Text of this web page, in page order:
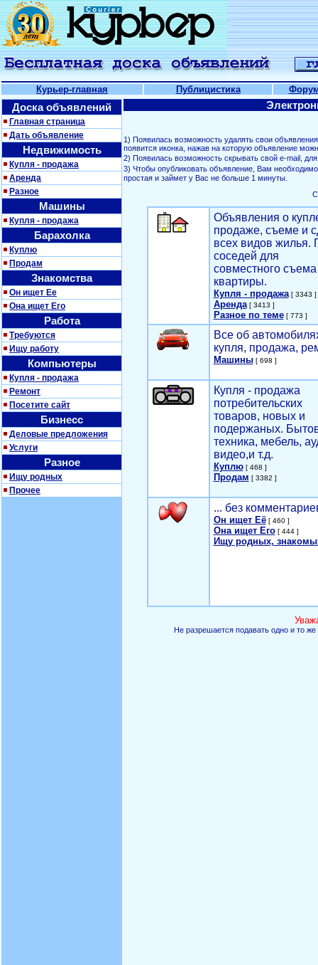
Курьер-главная Публицистика
Доска объявлений
Главная страница
Дать объявление
Недвижимость
Купля - продажа
Аренда
Разное
Машины
Купля - продажа
Барахолка
Куплю
Продам
Знакомства
Он ищет Ее
Она ищет Его
Работа
Требуются
Ищу работу
Компьютеры
Купля - продажа
Ремонт
Посетите сайт
Бизнесс
Деловые предложения
Услуги
Разное
Ищу родных
Прочее
1) Появилась возможность удалять свои
появится иконка, нажав на которую объявление
2) Появилась возможность скрывать свой е-mail,
3) Чтобы опубликовать объявление, Вам
простая и займет у Вас не больше 1 минуты.
Объявления о
продаже, съеме и
всех видов жилья.
соседей для
совместного съема
квартиры.
Купля - продажа[ 3343 ]
Аренда[ 3413 ]
Разное по теме[ 773 ]
Все об
купля, продажа,
Машины[ 698 ]
Купля - продажа
потребительских
товаров, новых и
подержаных.
техника, мебель,
видео,и т.д.
Куплю[ 468 ]
Продам [ 3382 ]
... без
Он ищет Её[ 460 ]
Она ищет Его[ 444 ]
Ищу родных,
Не разрешается подавать одно и то